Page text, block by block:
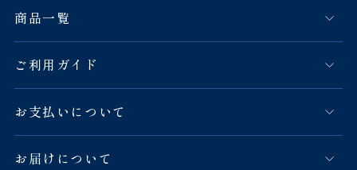
商品一覧
ご利用ガイド
お支払いについて
お届けについて